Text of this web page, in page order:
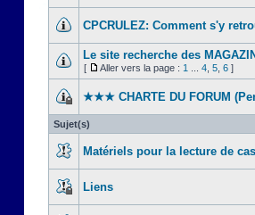
CPCRULEZ: Comment s'y
Le site recherche des
[ Aller vers la page : 1 4 5 6 ]
★★★ CHARTE DU FORUM
Sujet(s)
Matériels pour la lecture de
Liens